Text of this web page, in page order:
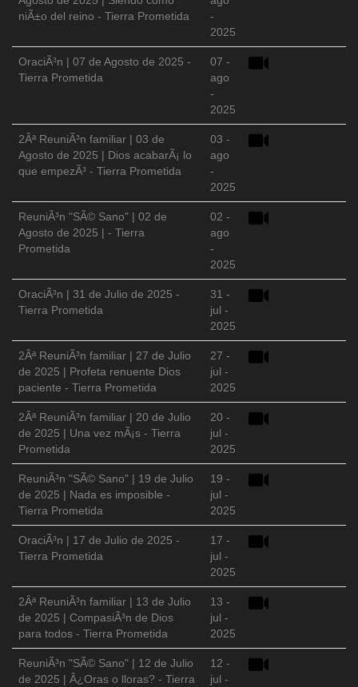
niÃ±o del reino - Tierra Prometida
-
2025
OraciÃ³n | 07 de Agosto de 2025 -
Tierra Prometida
07 -
ago
-
2025
2Âª ReuniÃ³n familiar | 03 de
Agosto de 2025 | Dios acabarÃ¡ lo
que empezÃ³ - Tierra Prometida
03 -
ago
-
2025
ReuniÃ³n "SÃ© Sano" | 02 de
Agosto de 2025 | - Tierra
Prometida
02 -
ago
-
2025
OraciÃ³n | 31 de Julio de 2025 -
Tierra Prometida
31 -
jul -
2025
2Âª ReuniÃ³n familiar | 27 de Julio
de 2025 | Profeta renuente Dios
paciente - Tierra Prometida
27 -
jul -
2025
2Âª ReuniÃ³n familiar | 20 de Julio
de 2025 | Una vez mÃ¡s - Tierra
Prometida
20 -
jul -
2025
ReuniÃ³n "SÃ© Sano" | 19 de Julio
de 2025 | Nada es imposible -
Tierra Prometida
19 -
jul -
2025
OraciÃ³n | 17 de Julio de 2025 -
Tierra Prometida
17 -
jul -
2025
2Âª ReuniÃ³n familiar | 13 de Julio
de 2025 | CompasiÃ³n de Dios
para todos - Tierra Prometida
13 -
jul -
2025
ReuniÃ³n "SÃ© Sano" | 12 de Julio
de 2025 | Â¿Oras o lloras? - Tierra
12 -
jul -